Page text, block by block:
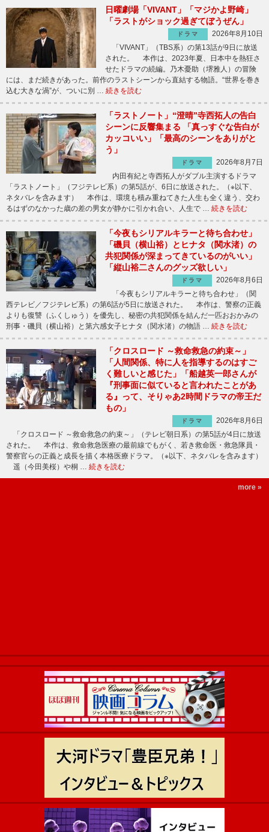
日曜劇場「VIVANT」「マジかよ野崎」
「ラストがショック過ぎてぼうぜん」
ドラマ
2026年8月10日
「VIVANT」（TBS系）の第13話が9日に放送
された。 本作は、2023年夏、日本中を熱狂さ
せたドラマの続編。乃木憂助（堺雅人）の冒険
には、まだ続きがあった。前作のラストシーンから直結する物語。“世界を巻き
込む大きな渦”が、ついに別 … 続きを読む
「ラストノート」“澄晴”寺西拓人の告白
シーンに反響集まる 「真っすぐな告白が
カッコいい」「最高のシーンをありがと
う」
ドラマ
2026年8月7日
内田有紀と寺西拓人がダブル主演するドラマ
「ラストノート」（フジテレビ系）の第5話が、6日に放送された。（※以下、
ネタバレを含みます） 本作は、環境も積み重ねてきた人生も全く違う、交わ
るはずのなかった歳の差の男女が静かに引かれ合い、人生で … 続きを読む
「今夜もシリアルキラーと待ち合わせ」
「磯貝（横山裕）とヒナタ（関水渚）の
共犯関係が深まってきているのがいい」
「縦山裕二さんのグッズ欲しい」
ドラマ
2026年8月6日
「今夜もシリアルキラーと待ち合わせ」（関
西テレビ／フジテレビ系）の第6話が5日に放送された。 本作は、警察の正義
よりも復讐（ふくしゅう）を優先し、秘密の共犯関係を結んだ一匹おおかみの
刑事・磯貝（横山裕）と第六感女子ヒナタ（関水渚）の物語 … 続きを読む
「クロスロード ～救命救急の約束～」
「人間関係、特に人を指導するのはすご
く難しいと感じた」「船越英一郎さんが
『刑事面に似ていると言われたことがあ
る』って、そりゃあ2時間ドラマの帝王だ
もの」
ドラマ
2026年8月6日
「クロスロード ～救命救急の約束～」（テレビ朝日系）の第5話が4日に放送
された。 本作は、救命救急医療の最前線でもがく、若き救命医・救急隊員・
警察官らの正義と成長を描く本格医療ドラマ。（※以下、ネタバレを含みます）
遥（今田美桜）や桐 … 続きを読む
more »